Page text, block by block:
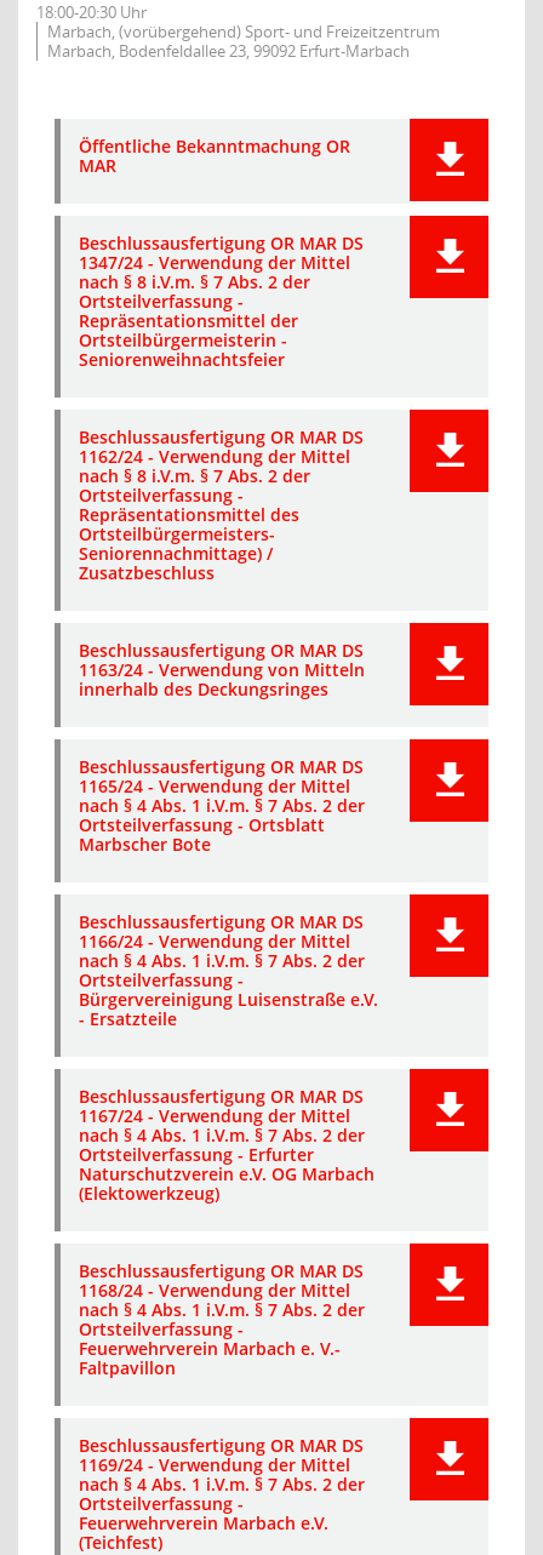
18:00-20:30 Uhr
Marbach, (vorübergehend) Sport- und Freizeitzentrum
Marbach, Bodenfeldallee 23, 99092 Erfurt-Marbach
Öffentliche Bekanntmachung OR
MAR
Beschlussausfertigung OR MAR DS
1347/24 - Verwendung der Mittel
nach § 8 i.V.m. § 7 Abs. 2 der
Ortsteilverfassung -
Repräsentationsmittel der
Ortsteilbürgermeisterin -
Seniorenweihnachtsfeier
Beschlussausfertigung OR MAR DS
1162/24 - Verwendung der Mittel
nach § 8 i.V.m. § 7 Abs. 2 der
Ortsteilverfassung -
Repräsentationsmittel des
Ortsteilbürgermeisters-
Seniorennachmittage) /
Zusatzbeschluss
Beschlussausfertigung OR MAR DS
1163/24 - Verwendung von Mitteln
innerhalb des Deckungsringes
Beschlussausfertigung OR MAR DS
1165/24 - Verwendung der Mittel
nach § 4 Abs. 1 i.V.m. § 7 Abs. 2 der
Ortsteilverfassung - Ortsblatt
Marbscher Bote
Beschlussausfertigung OR MAR DS
1166/24 - Verwendung der Mittel
nach § 4 Abs. 1 i.V.m. § 7 Abs. 2 der
Ortsteilverfassung -
Bürgervereinigung Luisenstraße e.V.
- Ersatzteile
Beschlussausfertigung OR MAR DS
1167/24 - Verwendung der Mittel
nach § 4 Abs. 1 i.V.m. § 7 Abs. 2 der
Ortsteilverfassung - Erfurter
Naturschutzverein e.V. OG Marbach
(Elektowerkzeug)
Beschlussausfertigung OR MAR DS
1168/24 - Verwendung der Mittel
nach § 4 Abs. 1 i.V.m. § 7 Abs. 2 der
Ortsteilverfassung -
Feuerwehrverein Marbach e. V.-
Faltpavillon
Beschlussausfertigung OR MAR DS
1169/24 - Verwendung der Mittel
nach § 4 Abs. 1 i.V.m. § 7 Abs. 2 der
Ortsteilverfassung -
Feuerwehrverein Marbach e.V.
(Teichfest)